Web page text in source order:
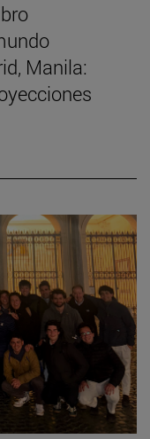
Manila: